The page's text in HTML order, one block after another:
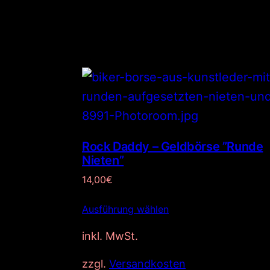
Rock Daddy – Geldbörse ”Runde
Nieten”
14,00€
Ausführung wählen
inkl. MwSt.
zzgl. Versandkosten